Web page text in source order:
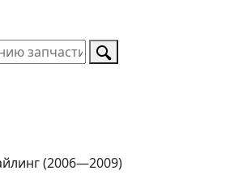
(2006—2009)